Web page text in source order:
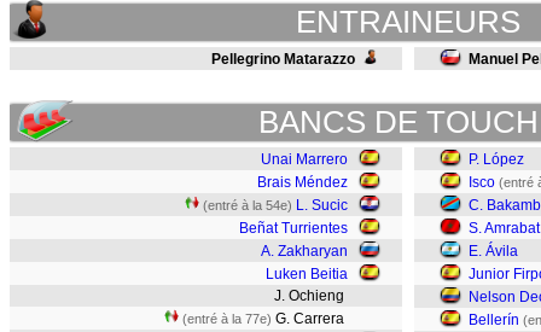
ENTRAINEURS
Pellegrino Matarazzo Manuel
BANCS DE
Unai Marrero
Brais Méndez
(entré à la 54e) L. Sucic
Beñat Turrientes
A. Zakharyan
Luken Beitia
J. Ochieng
(entré à la 77e) G. Carrera
P. López
Isco (entré
C.
S. Amrabat
E. Ávila
Junior
Nelson
Bellerín